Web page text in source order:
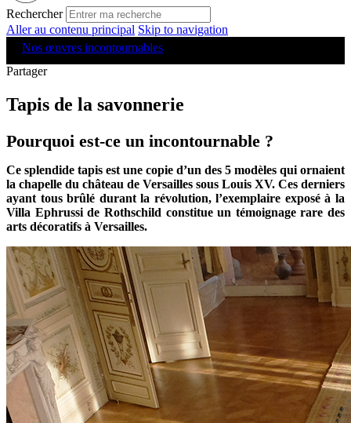
Rechercher
Aller au contenu principal Skip to navigation
Nos œuvres incontournables
Partager
Tapis de la savonnerie
Pourquoi est-ce un incontournable ?
Ce splendide tapis est une copie d’un des 5 modèles qui ornaient
la chapelle du château de Versailles sous Louis XV. Ces derniers
ayant tous brûlé durant la révolution, l’exemplaire exposé à la
Villa Ephrussi de Rothschild constitue un témoignage rare des
arts décoratifs à Versailles.